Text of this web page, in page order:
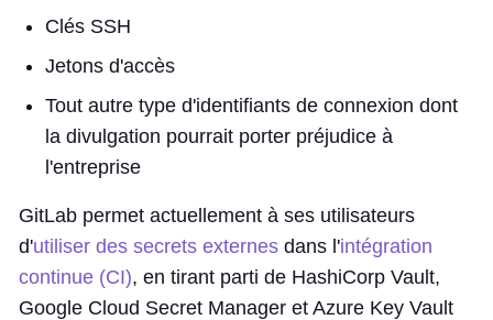
Clés SSH
Jetons d'accès
Tout autre type d'identifiants de connexion dont
la divulgation pourrait porter préjudice à
l'entreprise
GitLab permet actuellement à ses utilisateurs
d'utiliser des secrets externes dans l'intégration
continue (CI), en tirant parti de HashiCorp Vault,
Google Cloud Secret Manager et Azure Key Vault